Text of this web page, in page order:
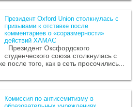
Президент Oxford Union столкнулась с
призывами к отставке после
комментариев о «соразмерности»
действий ХАМАС
Президент Оксфордского
студенческого союза столкнулась с
после того, как в сеть просочились...
Комиссия по антисемитизму в